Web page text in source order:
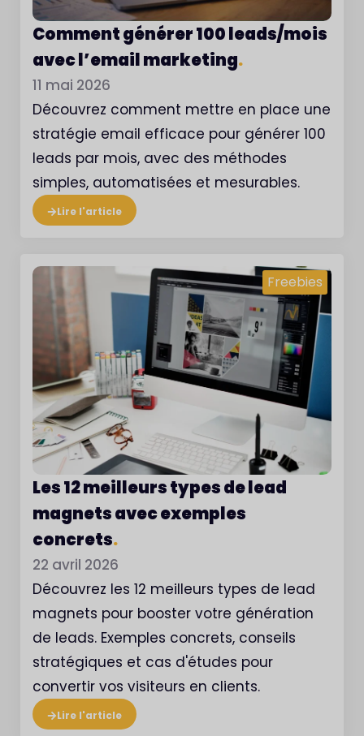
Comment générer 100 leads/mois
avec l’email marketing.
11 mai 2026
Découvrez comment mettre en place une
stratégie email efficace pour générer 100
leads par mois, avec des méthodes
simples, automatisées et mesurables.
Lire l'article
Freebies
Les 12 meilleurs types de lead
magnets avec exemples
concrets.
22 avril 2026
Découvrez les 12 meilleurs types de lead
magnets pour booster votre génération
de leads. Exemples concrets, conseils
stratégiques et cas d'études pour
convertir vos visiteurs en clients.
Lire l'article